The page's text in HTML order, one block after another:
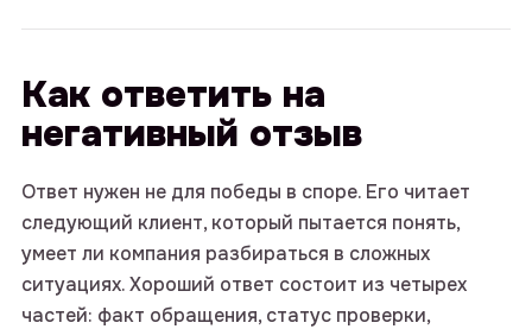
Как ответить на
негативный отзыв
Ответ нужен не для победы в споре. Его читает
следующий клиент, который пытается понять,
умеет ли компания разбираться в сложных
ситуациях. Хороший ответ состоит из четырех
частей: факт обращения, статус проверки,